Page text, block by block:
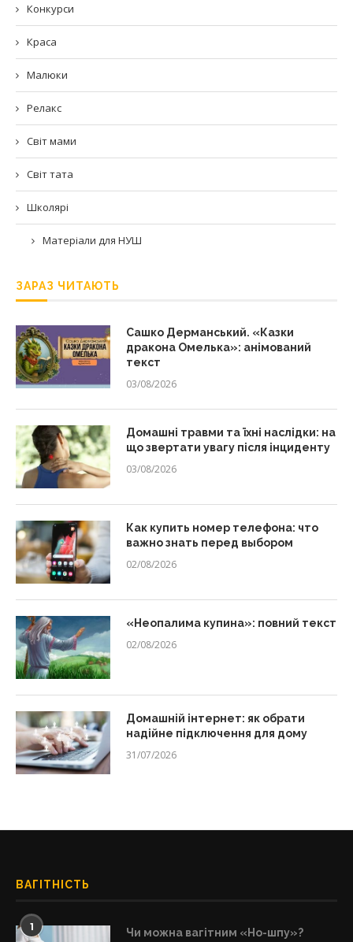
Конкурси
Краса
Малюки
Релакс
Світ мами
Світ тата
Школярі
Матеріали для НУШ
ЗАРАЗ ЧИТАЮТЬ
Сашко Дерманський. «Казки
дракона Омелька»: анімований
текст
03/08/2026
Домашні травми та їхні наслідки: на
що звертати увагу після інциденту
03/08/2026
Как купить номер телефона: что
важно знать перед выбором
02/08/2026
«Неопалима купина»: повний текст
02/08/2026
Домашній інтернет: як обрати
надійне підключення для дому
31/07/2026
ВАГІТНІСТЬ
1 Чи можна вагітним «Но-шпу»?